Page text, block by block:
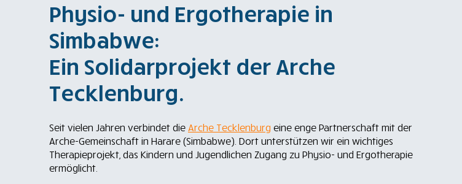
Physio- und Ergotherapie in
Simbabwe:
Ein Solidarprojekt der Arche
Tecklenburg.
Seit vielen Jahren verbindet die Arche Tecklenburg eine enge Partnerschaft mit der
Arche-Gemeinschaft in Harare (Simbabwe). Dort unterstützen wir ein wichtiges
Therapieprojekt, das Kindern und Jugendlichen Zugang zu Physio- und Ergotherapie
ermöglicht.